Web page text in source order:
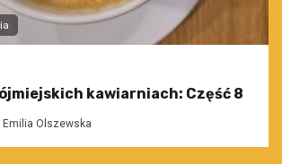
kawiarniach: Część 8
Emilia Olszewska